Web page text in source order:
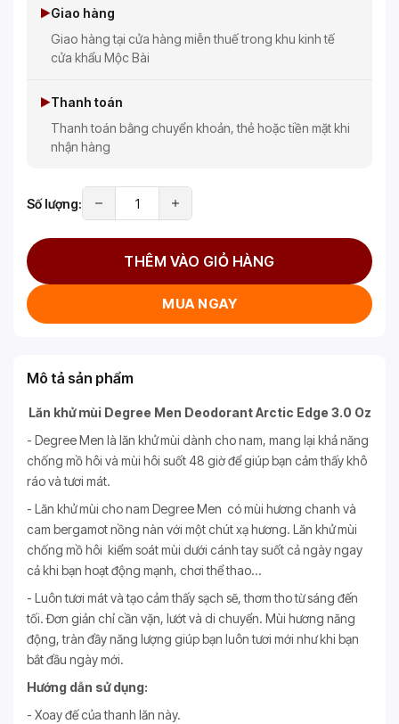
Giao hàng
Giao hàng tại cửa hàng miễn thuế trong khu kinh tế
cửa khẩu Mộc Bài
Thanh toán
Thanh toán bằng chuyển khoản, thẻ hoặc tiền mặt khi
nhận hàng
Số lượng:
THÊM VÀO GIỎ HÀNG
MUA NGAY
Mô tả sản phẩm
Lăn khử mùi Degree Men Deodorant Arctic Edge 3.0 Oz
- Degree Men là lăn khử mùi dành cho nam, mang lại khả năng
chống mồ hôi và mùi hôi suốt 48 giờ để giúp bạn cảm thấy khô
ráo và tươi mát.
- Lăn khử mùi cho nam Degree Men có mùi hương chanh và
cam bergamot nồng nàn với một chút xạ hương. Lăn khử mùi
chống mồ hôi kiểm soát mùi dưới cánh tay suốt cả ngày ngay
cả khi bạn hoạt động mạnh, chơi thể thao…
- Luôn tươi mát và tạo cảm thấy sạch sẽ, thơm tho từ sáng đến
tối. Đơn giản chỉ cần vặn, lướt và di chuyển. Mùi hương năng
động, tràn đầy năng lượng giúp bạn luôn tươi mới như khi bạn
bắt đầu ngày mới.
Hướng dẫn sử dụng:
- Xoay đế của thanh lăn này.